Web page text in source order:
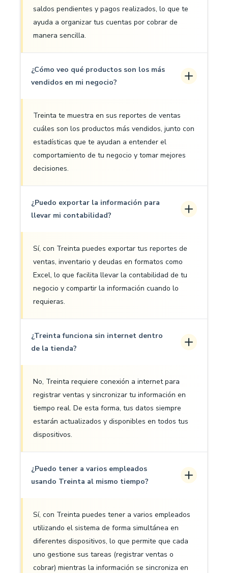
saldos pendientes y pagos realizados, lo que te
ayuda a organizar tus cuentas por cobrar de
manera sencilla.
¿Cómo veo qué productos son los más
vendidos en mi negocio?
Treinta te muestra en sus reportes de ventas
cuáles son los productos más vendidos, junto con
estadísticas que te ayudan a entender el
comportamiento de tu negocio y tomar mejores
decisiones.
¿Puedo exportar la información para
llevar mi contabilidad?
Sí, con Treinta puedes exportar tus reportes de
ventas, inventario y deudas en formatos como
Excel, lo que facilita llevar la contabilidad de tu
negocio y compartir la información cuando lo
requieras.
¿Treinta funciona sin internet dentro
de la tienda?
No, Treinta requiere conexión a internet para
registrar ventas y sincronizar tu información en
tiempo real. De esta forma, tus datos siempre
estarán actualizados y disponibles en todos tus
dispositivos.
¿Puedo tener a varios empleados
usando Treinta al mismo tiempo?
Sí, con Treinta puedes tener a varios empleados
utilizando el sistema de forma simultánea en
diferentes dispositivos, lo que permite que cada
uno gestione sus tareas (registrar ventas o
cobrar) mientras la información se sincroniza en